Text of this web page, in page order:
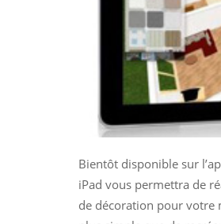
Bientôt disponible sur
iPad vous permettra de
de décoration pour votre